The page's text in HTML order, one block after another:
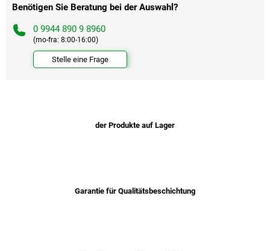
Benötigen Sie Beratung bei der Auswahl?
0 9944 890 9 8960
(mo-fra: 8:00-16:00)
Stelle eine Frage
der Produkte auf Lager
Garantie für Qualitätsbeschichtung